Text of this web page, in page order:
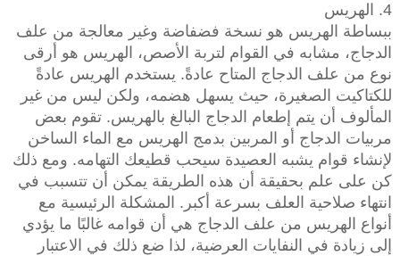
4. الهريس
ببساطة الهريس هو نسخة فضفاضة وغير معالجة من علف
الدجاج، مشابه في القوام لتربة الأصص، الهريس هو أرقى
نوع من علف الدجاج المتاح عادةً. يستخدم الهريس عادةً
للكتاكيت الصغيرة، حيث يسهل هضمه، ولكن ليس من غير
المألوف أن يتم إطعام الدجاج البالغ بالهريس. تقوم بعض
مربيات الدجاج أو المربين بدمج الهريس مع الماء الساخن
لإنشاء قوام يشبه العصيدة سيحب قطيعك التهامه. ومع ذلك
كن على علم بحقيقة أن هذه الطريقة يمكن أن تتسبب في
انتهاء صلاحية العلف بسرعة أكبر. المشكلة الرئيسية مع
أنواع الهريس من علف الدجاج هي أن قوامه غالبًا ما يؤدي
إلى زيادة في النفايات العرضية، لذا ضع ذلك في الاعتبار